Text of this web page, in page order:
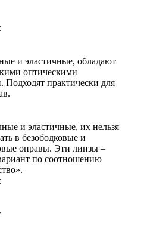
и эластичные, обладают
оптическими
Подходят практически для
и эластичные, их нельзя
в безободковые и
оправы. Эти линзы –
по соотношению